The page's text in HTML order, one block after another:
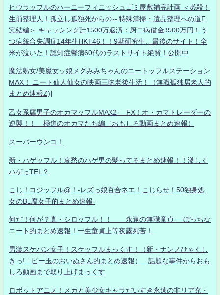
ヒウラッフルのハーニーフィニッシュゴミ屋敷補完計画 ＜必殺！
生前整理人！孤立し孤独死からの～特殊清掃・遺品整理への道F
完結編＞ キャッシング計1500万返済：厨二病借金3500万円！う
つ病統合失調症14年生HKT46！！9期研究生、最後のサイト！全
米が泣いた！認知症鬱病60代のラストサイト絶賛！公開中
魔法熟女/美魔女ッ娘メグみみちゃんのニートッフルステーション
MAX！ ニート仙人仙女の映画三昧老後生活！（無職孤独居老人的
まとめ速報Z)]
乙女系腐男子のオカマッフルMAX2- FX！オ・カマトレーダーの
逆襲！！ 極道のオカマたち編（おもしろ動画まとめ速報）
スーパーウンコ！
新・ハゲッフル！哀愁のハゲ男の髪ってるまとめ速報！！激しく
ハゲっTEL？
こじ！コジッフル@！-レズっ娘百合ネエ！こじらせ！50独身処
女のBL腐女子的まとめ速報-
何だ！何が？真・シロッフル！！ 永遠の無職童貞- ぼっちな
ニート的まとめ速報！一生童貞上等夜露死苦！
男装スケバン女子！スケッフルまっくす！（新・ナンノひゃくし
きっ!！ビー玉のおいぬさん的まとめ速報） 話題な事件からおも
しろ動画まで取り上げまっくす
ロボットアニメ！メカと美少女キャラだいすき永遠の非リア充・